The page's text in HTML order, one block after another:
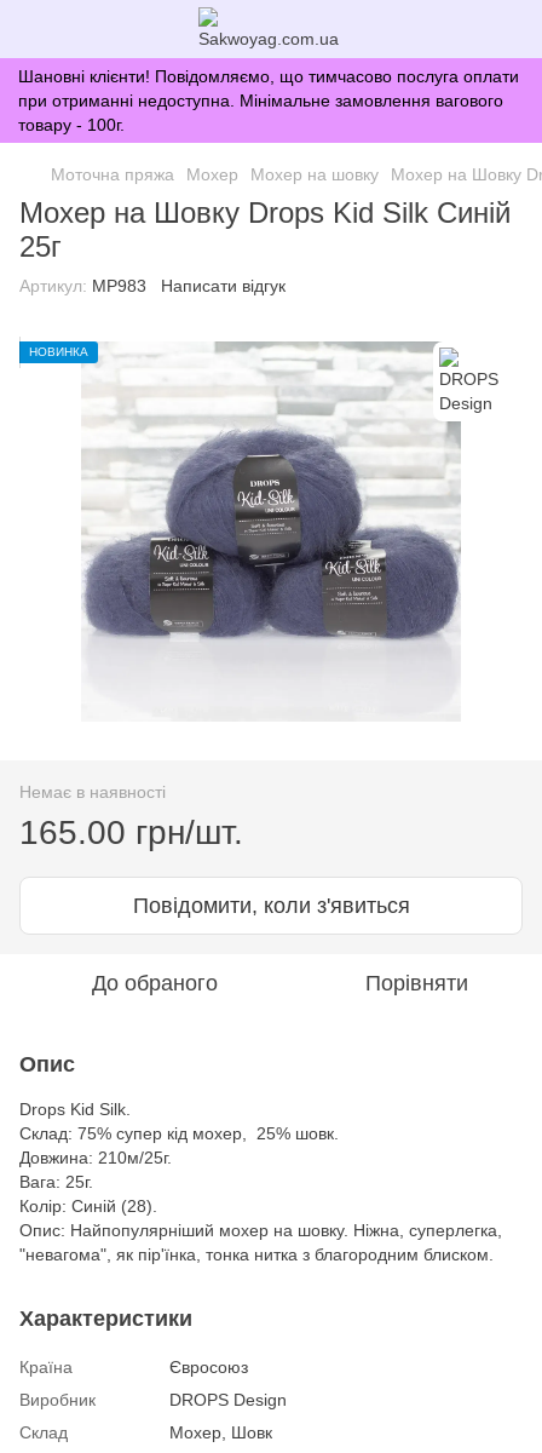
Шановні клієнти! Повідомляємо, що тимчасово послуга оплати
при отриманні недоступна. Мінімальне замовлення вагового
товару - 100г.
Моточна пряжа Мохер Мохер на шовку Мохер на Шовку
Мохер на Шовку Drops Kid Silk Синій
25г
Артикул: MP983 Написати відгук
НОВИНКА
Немає в наявності
165.00 грн/шт.
Повідомити, коли з'явиться
До обраного Порівняти
Опис
Drops Kid Silk.
Склад: 75% супер кід мохер, 25% шовк.
Довжина: 210м/25г.
Вага: 25г.
Колір: Синій (28).
Опис: Найпопулярніший мохер на шовку. Ніжна, суперлегка,
"невагома", як пір'їнка, тонка нитка з благородним блиском.
Характеристики
Країна
Євросоюз
Виробник
DROPS Design
Склад
Мохер, Шовк